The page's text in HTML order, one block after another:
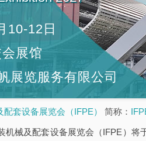
10-12日
会展馆
展览服务有限公司
套设备展览会（IFPE） 简称：
机械及配套设备展览会（IFPE）将